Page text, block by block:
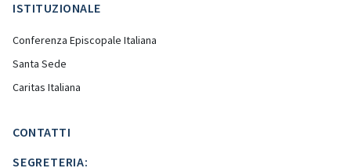
ISTITUZIONALE
Conferenza Episcopale Italiana
Santa Sede
Caritas Italiana
CONTATTI
SEGRETERIA: